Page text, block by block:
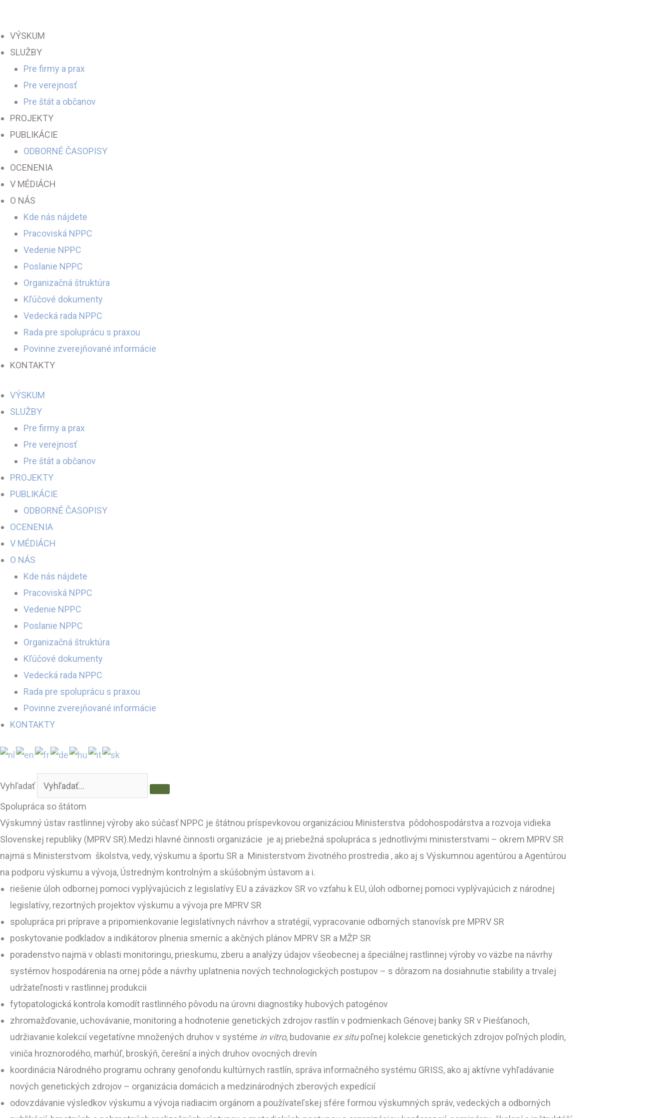
obsah
VÝSKUM
SLUŽBY
Pre firmy a prax
Pre verejnosť
Pre štát a občanov
PROJEKTY
PUBLIKÁCIE
ODBORNÉ ČASOPISY
OCENENIA
V MÉDIÁCH
O NÁS
Kde nás nájdete
Pracoviská NPPC
Vedenie NPPC
Poslanie NPPC
Organizačná štruktúra
Kľúčové dokumenty
Vedecká rada NPPC
Rada pre spoluprácu s praxou
Povinne zverejňované informácie
KONTAKTY
VÝSKUM
SLUŽBY
Pre firmy a prax
Pre verejnosť
Pre štát a občanov
PROJEKTY
PUBLIKÁCIE
ODBORNÉ ČASOPISY
OCENENIA
V MÉDIÁCH
O NÁS
Kde nás nájdete
Pracoviská NPPC
Vedenie NPPC
Poslanie NPPC
Organizačná štruktúra
Kľúčové dokumenty
Vedecká rada NPPC
Rada pre spoluprácu s praxou
Povinne zverejňované informácie
KONTAKTY
Vyhľadať
Spolupráca so štátom
Výskumný ústav rastlinnej výroby ako súčasť NPPC je štátnou príspevkovou organizáciou Ministerstva pôdohospodárstva a rozvoja vidieka
Slovenskej republiky (MPRV SR).Medzi hlavné činnosti organizácie je aj priebežná spolupráca s jednotlivými ministerstvami – okrem MPRV SR
najmä s Ministerstvom školstva, vedy, výskumu a športu SR a Ministerstvom životného prostredia , ako aj s Výskumnou agentúrou a Agentúrou
na podporu výskumu a vývoja, Ústredným kontrolným a skúšobným ústavom a i.
riešenie úloh odbornej pomoci vyplývajúcich z legislatívy EU a záväzkov SR vo vzťahu k EU, úloh odbornej pomoci vyplývajúcich z národnej
legislatívy, rezortných projektov výskumu a vývoja pre MPRV SR
spolupráca pri príprave a pripomienkovanie legislatívnych návrhov a stratégií, vypracovanie odborných stanovísk pre MPRV SR
poskytovanie podkladov a indikátorov plnenia smerníc a akčných plánov MPRV SR a MŽP SR
poradenstvo najmä v oblasti monitoringu, prieskumu, zberu a analýzy údajov všeobecnej a špeciálnej rastlinnej výroby vo väzbe na návrhy
systémov hospodárenia na ornej pôde a návrhy uplatnenia nových technologických postupov – s dôrazom na dosiahnutie stability a trvalej
udržateľnosti v rastlinnej produkcii
fytopatologická kontrola komodít rastlinného pôvodu na úrovni diagnostiky hubových patogénov
zhromažďovanie, uchovávanie, monitoring a hodnotenie genetických zdrojov rastlín v podmienkach Génovej banky SR v Piešťanoch,
udržiavanie kolekcií vegetatívne množených druhov v systéme in vitro, budovanie ex situpoľnej kolekcie genetických zdrojov poľných plodín,
viniča hroznorodého, marhúľ, broskýň, čerešní a iných druhov ovocných drevín
koordinácia Národného programu ochrany genofondu kultúrnych rastlín, správa informačného systému GRISS, ako aj aktívne vyhľadávanie
nových genetických zdrojov – organizácia domácich a medzinárodných zberových expedícií
odovzdávanie výsledkov výskumu a vývoja riadiacim orgánom a používateľskej sfére formou výskumných správ, vedeckých a odborných